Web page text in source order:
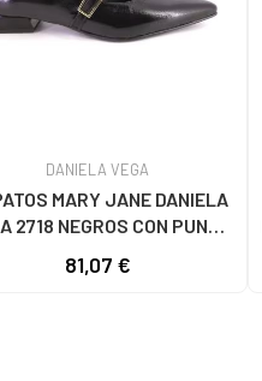
DANIELA VEGA
MARY JANE DANIELA
2718 NEGROS CON PUNTA
81,07 €